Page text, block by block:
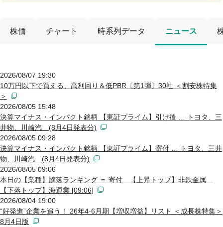
株価 チャート 時系列データ ニュース
2026/08/07 19:30
10万円以下で買える、高利回り＆低PBR〔第1弾〕30社 ＜割安株特集
＞
2026/08/05 15:48
決算マイナス・インパクト銘柄 【東証プライム】引け後 … トヨタ、三
井物、川崎汽 (8月4日発表分)
2026/08/05 09:28
決算マイナス・インパクト銘柄 【東証プライム】寄付 … トヨタ、三井
物、川崎汽 (8月4日発表分)
2026/08/05 09:06
本日の【業種】騰落ランキング ＝ 寄付 【上昇トップ】非鉄金属
【下落トップ】海運業 [09:06]
2026/08/04 19:00
“好発進”企業を追う！ 26年4-6月期【増収増益】リスト ＜成長株特集＞
8月4日版